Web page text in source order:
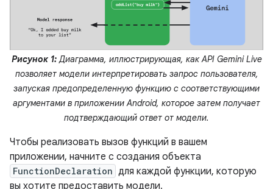
Рисунок 1:Диаграмма, иллюстрирующая, как API Gemini Live
позволяет модели интерпретировать запрос пользователя,
запуская предопределенную функцию с соответствующими
аргументами в приложении Android, которое затем получает
подтверждающий ответ от модели.
Чтобы реализовать вызов функций в вашем
приложении, начните с создания объекта
FunctionDeclaration для каждой функции, которую
вы хотите предоставить модели.